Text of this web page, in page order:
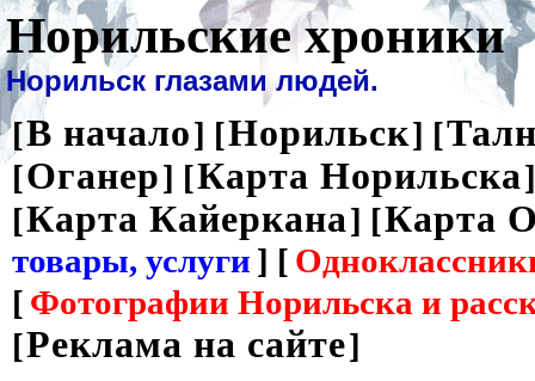
Норильские хроники
Норильск глазами людей.
[В начало] [Норильск] [
[Оганер] [Карта Норильска
[Карта Кайеркана] [Карта
товары, услуги ] [
[ Фотографии Норильска и
[Реклама на сайте]